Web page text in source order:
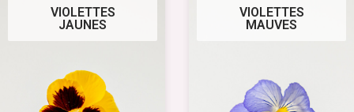
VIOLETTES
JAUNES
VIOLETTES
MAUVES